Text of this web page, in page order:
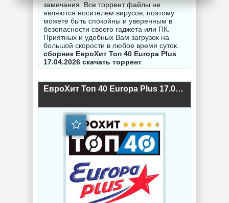
замечания. Все торрент файлы не
являются носителем вирусов, поэтому
можете быть спокойны и уверенным в
безопасности своего гаджета или ПК.
Приятных и удобных Вам загрузок на
большой скорости в любое время суток.
сборник ЕвроХит Топ 40 Europa Plus
17.04.2026 скачать торрент
ЕвроХит Топ 40 Europa Plus 17.04.2026 (2026) торрент